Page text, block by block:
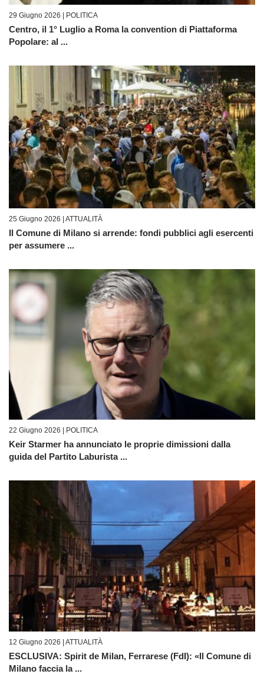
29 Giugno 2026 | POLITICA
Centro, il 1° Luglio a Roma la convention di Piattaforma
Popolare: al ...
25 Giugno 2026 | ATTUALITÀ
Il Comune di Milano si arrende: fondi pubblici agli esercenti
per assumere ...
22 Giugno 2026 | POLITICA
Keir Starmer ha annunciato le proprie dimissioni dalla
guida del Partito Laburista ...
12 Giugno 2026 | ATTUALITÀ
ESCLUSIVA: Spirit de Milan, Ferrarese (FdI): «Il Comune di
Milano faccia la ...